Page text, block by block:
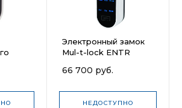
Электронный замок
Mul-t-lock ENTR
66 700 руб.
НЕДОСТУПНО